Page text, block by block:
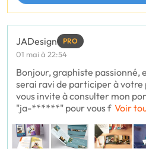
JADesign PRO
01 mai à 22:54
Bonjour, graphiste
serai ravi de participer à
vous invite à consulter mon
"ja-******" pour vous f Voir